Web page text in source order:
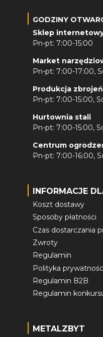
GODZINY
Sklep
Pn-pt: 7:00-15:00
Market
Pn-pt: 7:00-17:00,
Produkcja
Pn-pt: 7:00-15:00,
Hurtownia stali
Pn-pt: 7:00-15:00,
Centrum
Pn-pt: 7:00-16:00,
INFORMACJE
Koszt dostawy
Sposoby płatności
Czas dostarczania
Zwroty
Regulamin
Polityka
Regulamin B2B
Regulamin
METALZBYT